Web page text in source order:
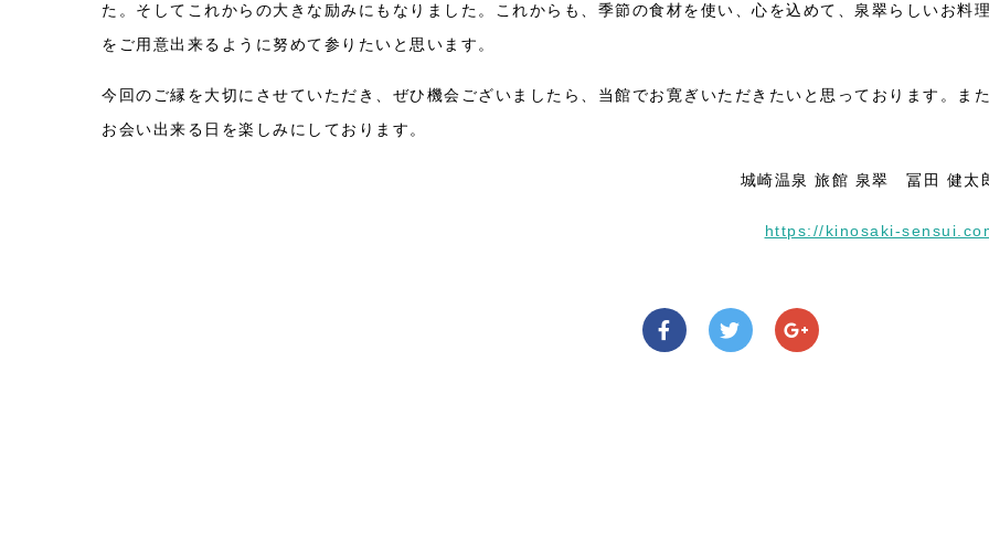
た。そしてこれからの大きな励みにもなりました。これからも、季節の食材を使い、心を込めて、泉翠らしいお料理
をご用意出来るように努めて参りたいと思います。
今回のご縁を大切にさせていただき、ぜひ機会ございましたら、当館でお寛ぎいただきたいと思っております。また
お会い出来る日を楽しみにしております。
城崎温泉 旅館 泉翠 冨田 健太
https://kinosaki-